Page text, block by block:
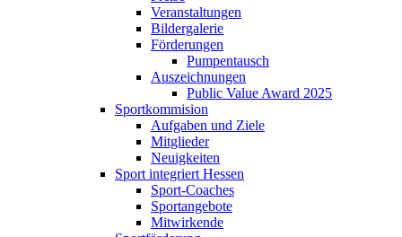
Veranstaltungen
Bildergalerie
Förderungen
Pumpentausch
Auszeichnungen
Public Value Award 2025
Sportkommision
Aufgaben und Ziele
Mitglieder
Neuigkeiten
Sport integriert Hessen
Sport-Coaches
Sportangebote
Mitwirkende